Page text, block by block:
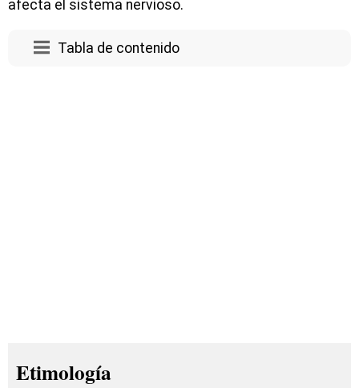
afecta el sistema nervioso.
Tabla de contenido
Etimología